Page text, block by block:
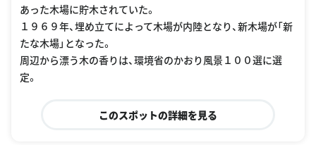
あった木場に貯木されていた。
１９６９年、埋め立てによって木場が内陸となり、新木場が「新
たな木場」となった。
周辺から漂う木の香りは、環境省のかおり風景１００選に選
定。
このスポットの詳細を見る